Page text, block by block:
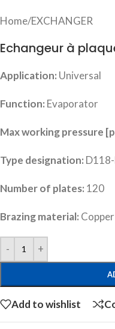
Home/EXCHANGER
Echangeur à
Application: Universal
Function: Evaporator
Max working pressure
Type designation:
Number of plates: 120
Brazing material:
Add to wishlist